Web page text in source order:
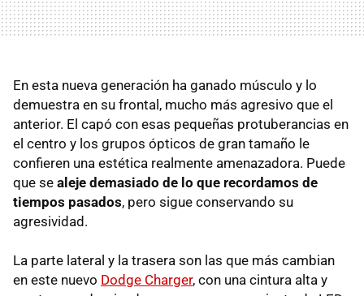
En esta nueva generación ha ganado músculo y lo
demuestra en su frontal, mucho más agresivo que el
anterior. El capó con esas pequeñas protuberancias en
el centro y los grupos ópticos de gran tamaño le
confieren una estética realmente amenazadora. Puede
que se aleje demasiado de lo que recordamos de
tiempos pasados, pero sigue conservando su
agresividad.
La parte lateral y la trasera son las que más cambian
en este nuevo Dodge Charger, con una cintura alta y